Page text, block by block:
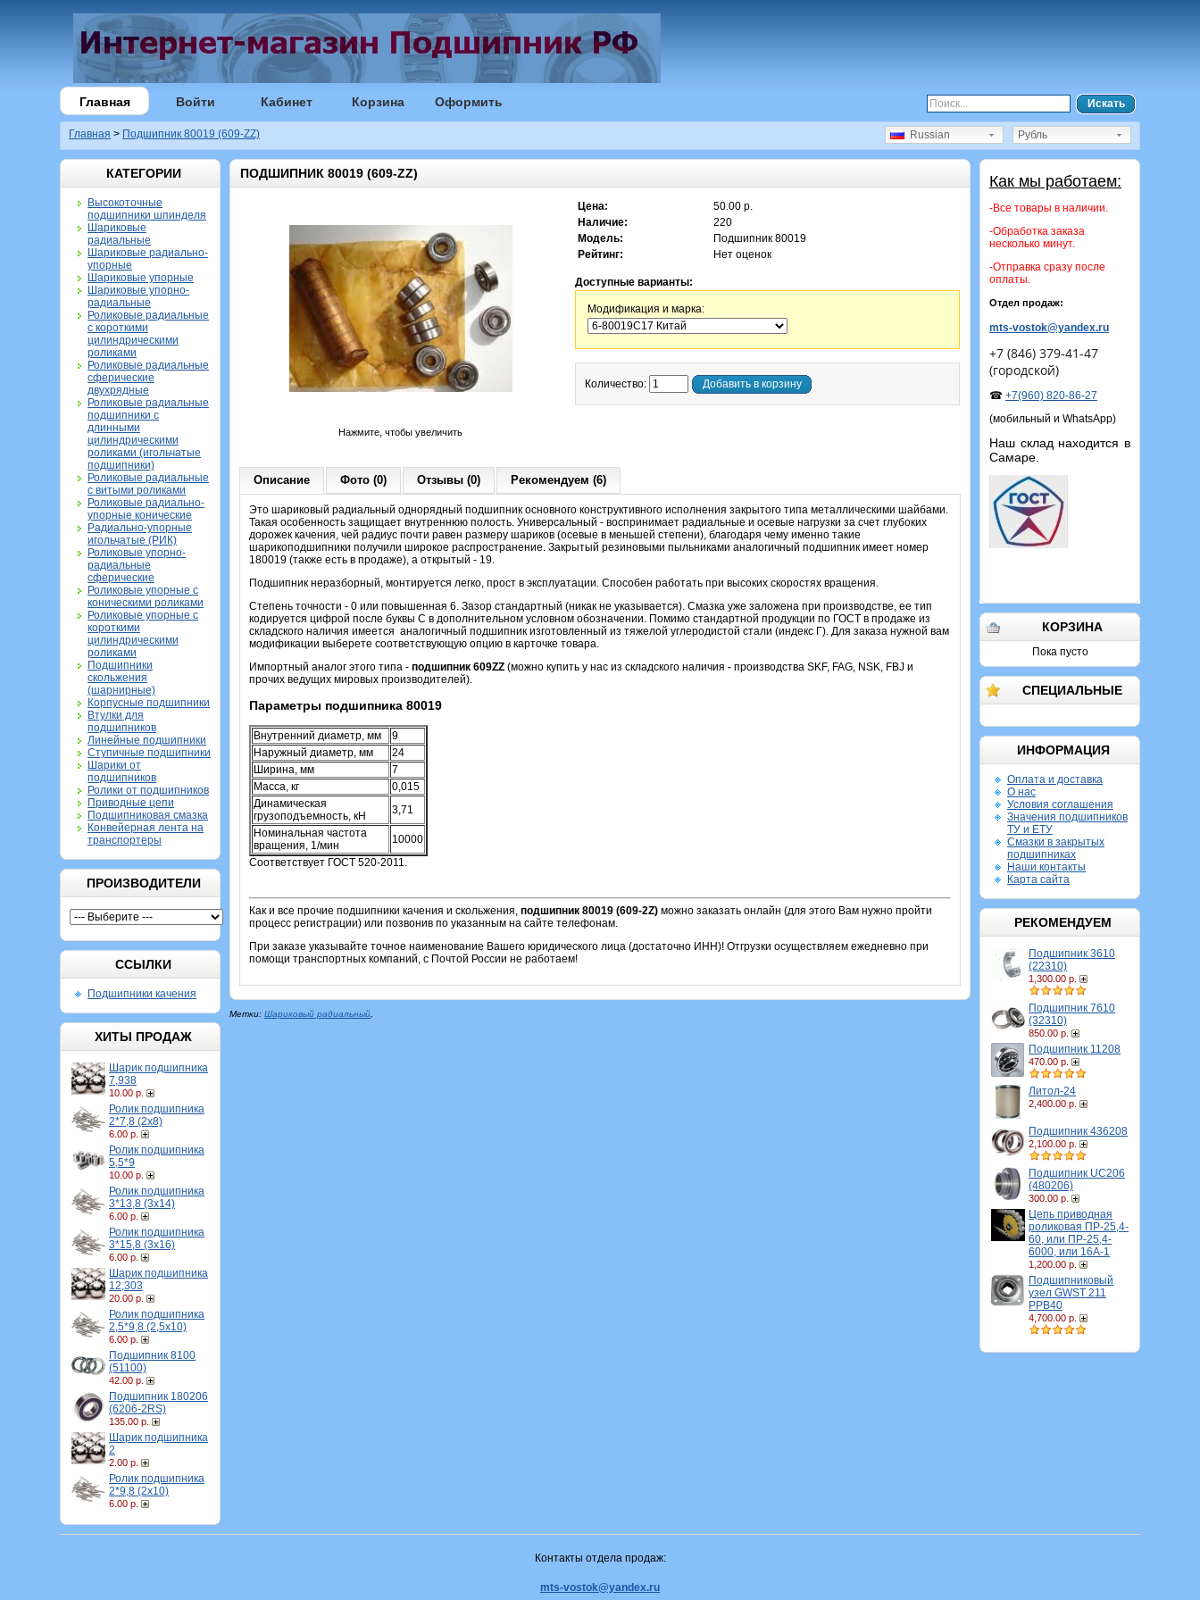
Главная Войти Кабинет Корзина Оформить Искать
Главная > Подшипник 80019 (609-ZZ) Рубль
Russian
КАТЕГОРИИ
Высокоточные
подшипники шпинделя
Шариковые
радиальные
Шариковые радиально-
упорные
Шариковые упорные
Шариковые упорно-
радиальные
Роликовые радиальные
с короткими
цилиндрическими
роликами
Роликовые радиальные
сферические
двухрядные
Роликовые радиальные
подшипники с
длинными
цилиндрическими
роликами (игольчатые
подшипники)
Роликовые радиальные
с витыми роликами
Роликовые радиально-
упорные конические
Радиально-упорные
игольчатые (РИК)
Роликовые упорно-
радиальные
сферические
Роликовые упорные с
коническими роликами
Роликовые упорные с
короткими
цилиндрическими
роликами
Подшипники
скольжения
(шарнирные)
Корпусные подшипники
Втулки для
подшипников
Линейные подшипники
Ступичные подшипники
Шарики от
подшипников
Ролики от подшипников
Приводные цепи
Подшипниковая смазка
Конвейерная лента на
транспортеры
ПРОИЗВОДИТЕЛИ
ССЫЛКИ
Подшипники качения
ХИТЫ ПРОДАЖ
Шарик подшипника
7,938
10.00 р.
Ролик подшипника
2*7,8 (2х8)
6.00 р.
Ролик подшипника
5,5*9
10.00 р.
Ролик подшипника
3*13,8 (3х14)
6.00 р.
Ролик подшипника
3*15,8 (3х16)
6.00 р.
Шарик подшипника
12,303
20.00 р.
Ролик подшипника
2,5*9,8 (2,5х10)
6.00 р.
Подшипник 8100
(51100)
42.00 р.
Подшипник 180206
(6206-2RS)
135.00 р.
Шарик подшипника
2
2.00 р.
Ролик подшипника
2*9,8 (2х10)
6.00 р.
Как мы работаем:
-Все товары в наличии.
-Обработка заказа
несколько минут.
-Отправка сразу после
оплаты.
Отдел продаж:
mts-vostok@yandex.ru
+7 (846) 379-41-47
(городской)
☎ +7(960) 820-86-27
(мобильный и WhatsApp)
Наш склад находится в
Самаре.
КОРЗИНА
Пока пусто
СПЕЦИАЛЬНЫЕ
ИНФОРМАЦИЯ
Оплата и доставка
О нас
Условия соглашения
Значения подшипников
ТУ и ЕТУ
Смазки в закрытых
подшипниках
Наши контакты
Карта сайта
РЕКОМЕНДУЕМ
Подшипник 3610
(22310)
1,300.00 р.
Подшипник 7610
(32310)
850.00 р.
Подшипник 11208
470.00 р.
Литол-24
2,400.00 р.
Подшипник 436208
2,100.00 р.
Подшипник UC206
(480206)
300.00 р.
Цепь приводная
роликовая ПР-25,4-
60, или ПР-25,4-
6000, или 16A-1
1,200.00 р.
Подшипниковый
узел GWST 211
PPB40
4,700.00 р.
ПОДШИПНИК 80019 (609-ZZ)
Нажмите, чтобы увеличить
Цена:
50.00 р.
Наличие:
220
Модель:
Подшипник 80019
Рейтинг:
Нет оценок
Доступные варианты:
Модификация и марка:
Количество: Добавить в корзину
Описание Фото (0) Отзывы (0) Рекомендуем (6)
Это шариковый радиальный однорядный подшипник основного конструктивного исполнения закрытого типа металлическими шайбами.
Такая особенность защищает внутреннюю полость. Универсальный - воспринимает радиальные и осевые нагрузки за счет глубоких
дорожек качения, чей радиус почти равен размеру шариков (осевые в меньшей степени), благодаря чему именно такие
шарикоподшипники получили широкое распространение. Закрытый резиновыми пыльниками аналогичный подшипник имеет номер
180019 (также есть в продаже), а открытый - 19.
Подшипник неразборный, монтируется легко, прост в эксплуатации. Способен работать при высоких скоростях вращения.
Степень точности - 0 или повышенная 6. Зазор стандартный (никак не указывается). Смазка уже заложена при производстве, ее тип
кодируется цифрой после буквы С в дополнительном условном обозначении. Помимо стандартной продукции по ГОСТ в продаже из
складского наличия имеется аналогичный подшипник изготовленный из тяжелой углеродистой стали (индекс Г). Для заказа нужной вам
модификации выберете соответствующую опцию в карточке товара.
Импортный аналог этого типа - подшипник 609ZZ (можно купить у нас из складского наличия - производства SKF, FAG, NSK, FBJ и
прочих ведущих мировых производителей).
Параметры подшипника 80019
Внутренний диаметр, мм
9
Наружный диаметр, мм
24
Ширина, мм
7
Масса, кг
0,015
Динамическая
грузоподъемность, кН
3,71
Номинальная частота
вращения, 1/мин
10000
Соответствует ГОСТ 520-2011.
Как и все прочие подшипники качения и скольжения, подшипник 80019 (609-2Z) можно заказать онлайн (для этого Вам нужно пройти
процесс регистрации) или позвонив по указанным на сайте телефонам.
При заказе указывайте точное наименование Вашего юридического лица (достаточно ИНН)! Отгрузки осуществляем ежедневно при
помощи транспортных компаний, с Почтой России не работаем!
Метки: Шариковый радиальный
Контакты отдела продаж:
mts-vostok@yandex.ru